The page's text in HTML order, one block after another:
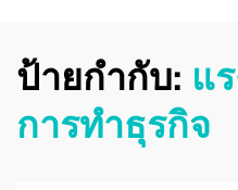
ป้ายกำกับ: แ
การทำธุรกิจ